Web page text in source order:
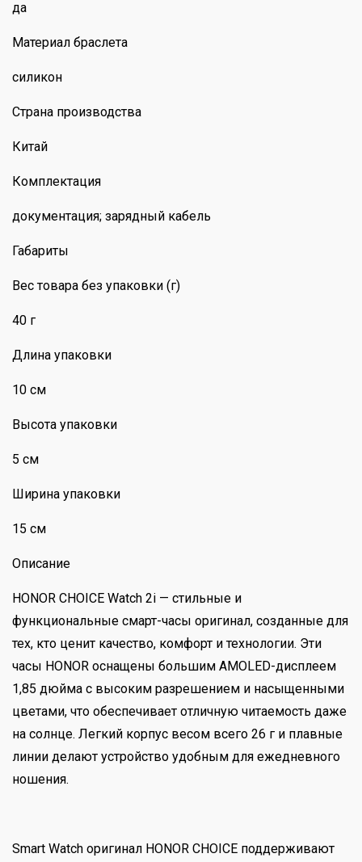
да
Материал браслета
силикон
Страна производства
Китай
Комплектация
документация; зарядный кабель
Габариты
Вес товара без упаковки (г)
40 г
Длина упаковки
10 см
Высота упаковки
5 см
Ширина упаковки
15 см
Описание
HONOR CHOICE Watch 2i — стильные и
функциональные смарт-часы оригинал, созданные для
тех, кто ценит качество, комфорт и технологии. Эти
часы HONOR оснащены большим AMOLED-дисплеем
1,85 дюйма с высоким разрешением и насыщенными
цветами, что обеспечивает отличную читаемость даже
на солнце. Легкий корпус весом всего 26 г и плавные
линии делают устройство удобным для ежедневного
ношения.
Smart Watch оригинал HONOR CHOICE поддерживают